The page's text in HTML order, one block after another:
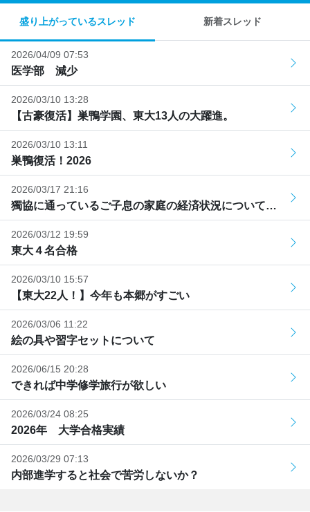
盛り上がっているスレッド 新着スレッド
2026/04/09 07:53
医学部 減少
2026/03/10 13:28
【古豪復活】巣鴨学園、東大13人の大躍進。
2026/03/10 13:11
巣鴨復活！2026
2026/03/17 21:16
獨協に通っているご子息の家庭の経済状況について…
2026/03/12 19:59
東大４名合格
2026/03/10 15:57
【東大22人！】今年も本郷がすごい
2026/03/06 11:22
絵の具や習字セットについて
2026/06/15 20:28
できれば中学修学旅行が欲しい
2026/03/24 08:25
2026年 大学合格実績
2026/03/29 07:13
内部進学すると社会で苦労しないか？